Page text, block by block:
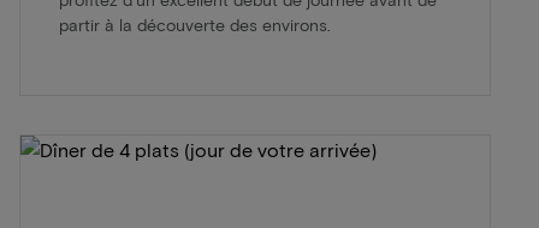
partir à la découverte des environs.